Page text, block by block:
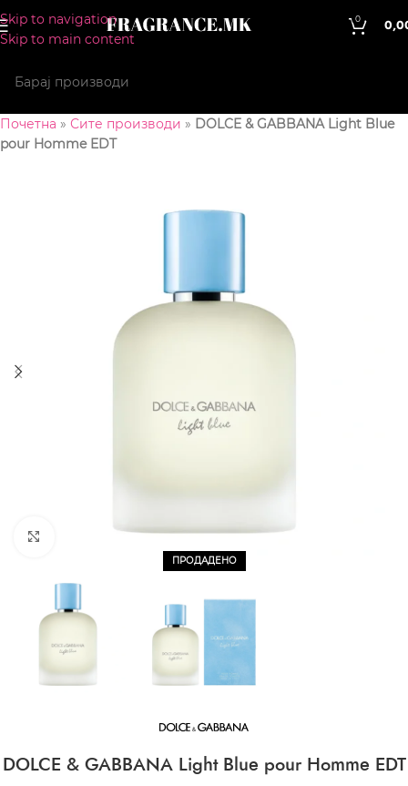
Skip to navigation
Skip to main content
0
Почетна » Сите производи » DOLCE & GABBANA Light Blue
pour Homme EDT
ПРОДАДЕНО
CLICK TO ENLARGE
DOLCE & GABBANA Light Blue pour Homme EDT